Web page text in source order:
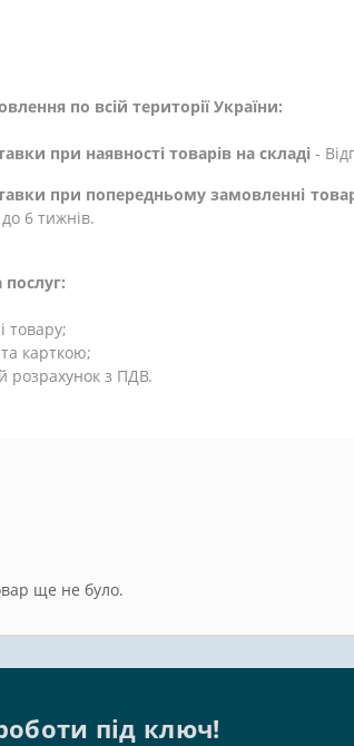
по всій території України:
при наявності товарів на складі -
при попередньому замовленні
6 тижнів.
послуг:
товару;
карткою;
розрахунок з ПДВ.
ще не було.
під ключ!